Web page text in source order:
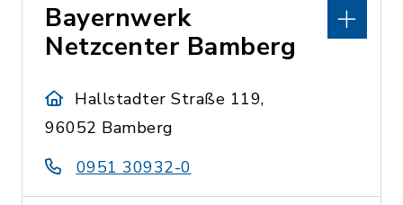
Bayernwerk
Netzcenter Bamberg
Hallstadter Straße 119,
96052 Bamberg
0951 30932-0